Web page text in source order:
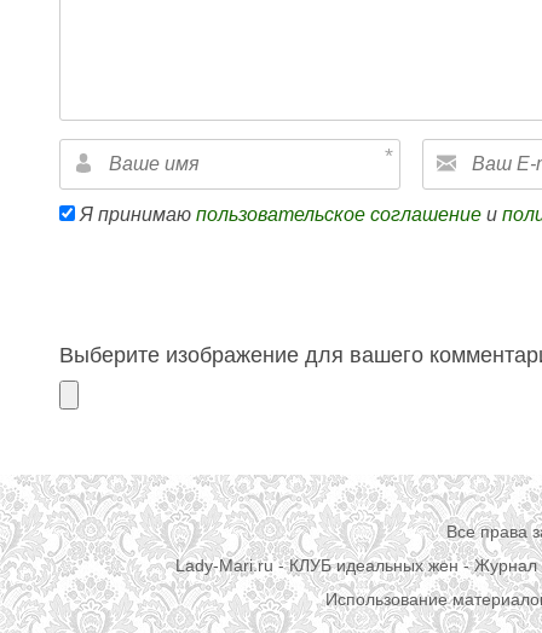
Я принимаю пользовательское соглашение и
Выберите изображение для вашего
Все права
Lady-Mari.ru - КЛУБ идеальных жен - Журнал
Использование